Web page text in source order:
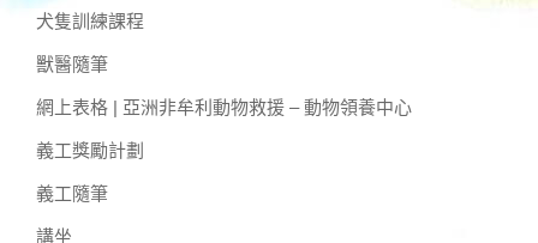
犬隻訓練課程
獸醫隨筆
網上表格 | 亞洲非牟利動物救援 – 動物領養中心
義工獎勵計劃
義工隨筆
講坐